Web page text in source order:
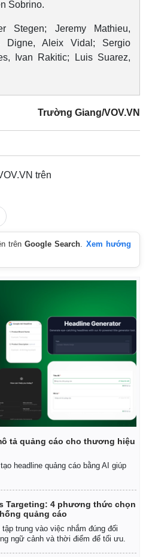
Tỷ giá
Sobrino.
Stegen; Jeremy Mathieu,
Digne, Aleix Vidal; Sergio
Ivan Rakitic; Luis Suarez,
Trường Giang/VOV.VN
trên
trênGoogle Search. Xem hướng
tả quảng cáo cho thương hiệu
headline quảng cáo bằng AI giúp
Targeting: 4 phương thức chọn
quảng cáo
trung vào việc nhắm đúng đối
ngữ cảnh và thời điểm để tối ưu.